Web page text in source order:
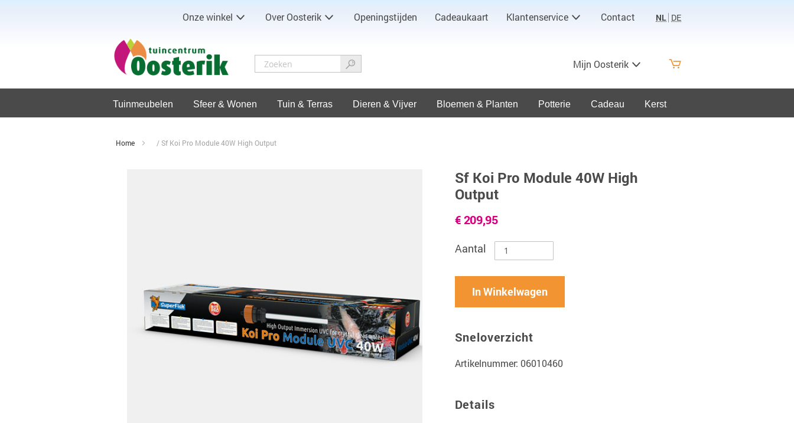
Onze winkel Over Oosterik Openingstijden Cadeaukaart Klantenservice Contact NL DE
Mijn Oosterik
Tuinmeubelen Sfeer & Wonen Tuin & Terras Dieren & Vijver Bloemen & Planten Potterie Cadeau Kerst
Home Sf Koi Pro Module 40W High Output
Sf Koi Pro Module 40W High
Output
€ 209,95
Aantal
In Winkelwagen
Sneloverzicht
Artikelnummer: 06010460
Details